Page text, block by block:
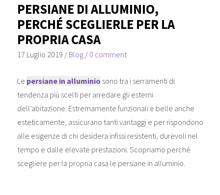
PERSIANE DI ALLUMINIO,
PERCHÉ SCEGLIERLE PER LA
PROPRIA CASA
17 Luglio 2019 / Blog/ 0 comment
Le persiane in alluminio sono tra i serramenti di
tendenza più scelti per arredare gli esterni
dell’abitazione. Estremamente funzionali e belle anche
esteticamente, assicurano tanti vantaggi e per rispondono
alle esigenze di chi desidera infissi resistenti, durevoli nel
tempo e dalle elevate prestazioni. Scopriamo perché
scegliere per la propria casa le persiane in alluminio.